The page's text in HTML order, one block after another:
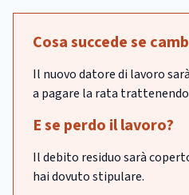
Cosa succede se
Il nuovo datore di lavoro
a pagare la rata
E se perdo il lavoro?
Il debito residuo sarà
hai dovuto stipulare.